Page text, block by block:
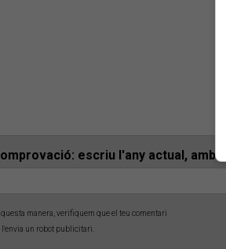
escriu l'any actual, amb 4
manera, verifiquem que el teu comentari
l'envia un robot publicitari.